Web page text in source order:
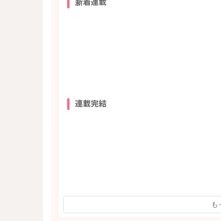
新着連載
連載完結
も